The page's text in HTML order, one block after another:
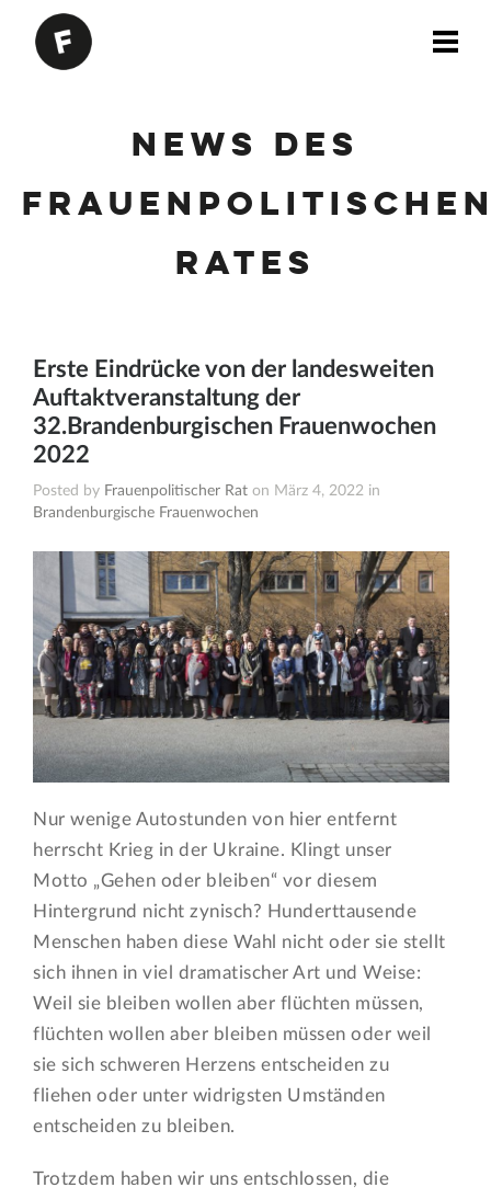
News des
Rates
Erste Eindrücke von der landesweiten
Auftaktveranstaltung der
32.Brandenburgischen Frauenwochen
2022
Posted by Frauenpolitischer Rat on März 4, 2022 in
Brandenburgische Frauenwochen
Nur wenige Autostunden von hier entfernt
herrscht Krieg in der Ukraine. Klingt unser
Motto „Gehen oder bleiben“ vor diesem
Hintergrund nicht zynisch? Hunderttausende
Menschen haben diese Wahl nicht oder sie stellt
sich ihnen in viel dramatischer Art und Weise:
Weil sie bleiben wollen aber flüchten müssen,
flüchten wollen aber bleiben müssen oder weil
sie sich schweren Herzens entscheiden zu
fliehen oder unter widrigsten Umständen
entscheiden zu bleiben.
Trotzdem haben wir uns entschlossen, die